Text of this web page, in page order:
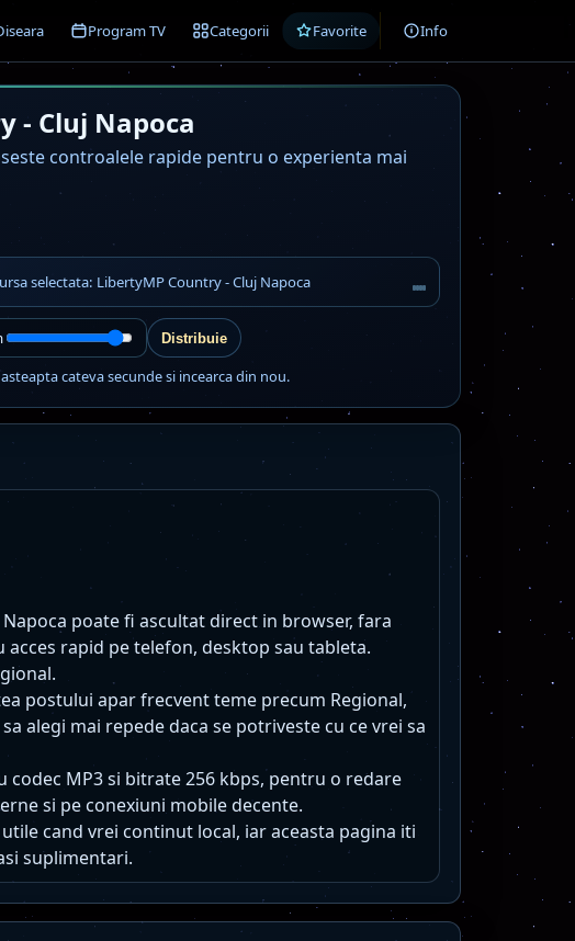
Program TV Categorii Favorite Info
- Cluj Napoca
controalele rapide pentru o experienta mai
selectata: LibertyMP Country - Cluj Napoca
Distribuie
cateva secunde si incearca din nou.
poate fi ascultat direct in browser, fara
rapid pe telefon, desktop sau tableta.
postului apar frecvent teme precum Regional,
alegi mai repede daca se potriveste cu ce vrei sa
codec MP3 si bitrate 256 kbps, pentru o redare
si pe conexiuni mobile decente.
cand vrei continut local, iar aceasta pagina iti
suplimentari.